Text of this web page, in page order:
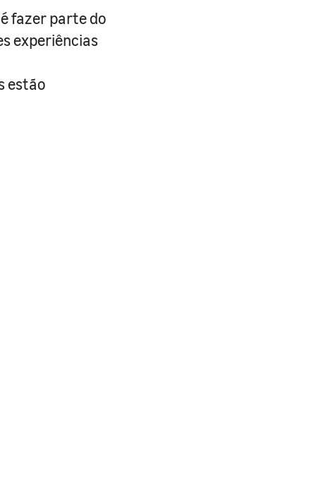
fazer parte do
experiências
estão